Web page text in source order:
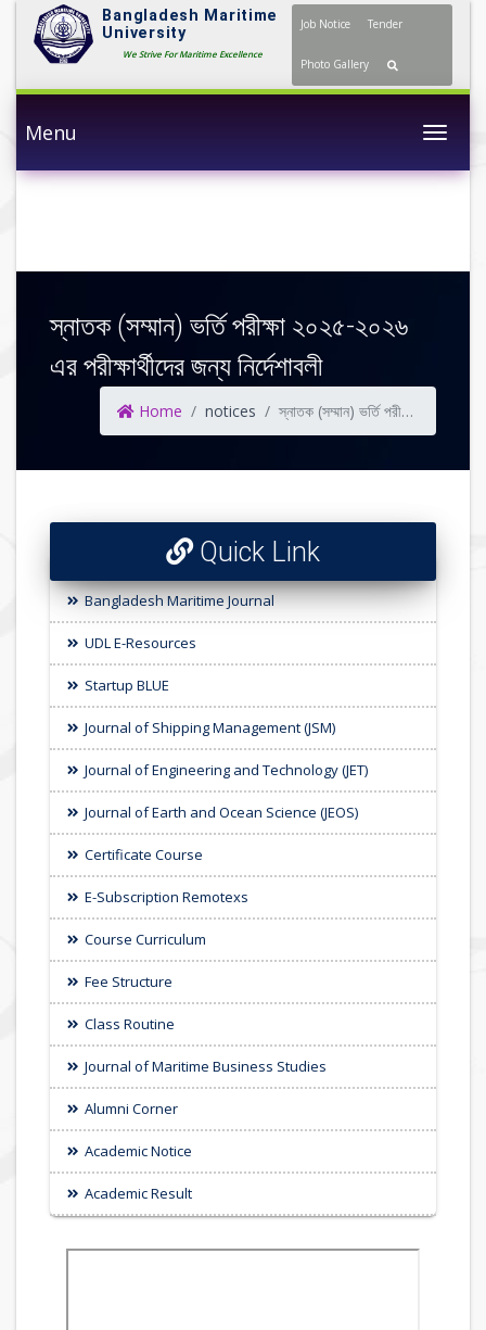
Bangladesh Maritime
University
We Strive For Maritime Excellence
Job Notice Tender
Photo Gallery
Menu
স্নাতক (সম্মান) ভর্তি পরীক্ষা ২০২৫-২০২৬
এর পরীক্ষার্থীদের জন্য নির্দেশাবলী
Home notices স্নাতক (সম্মান) ভর্তি পরীক্ষা ২০২৫-২০২৬ এর পরীক্ষার্থীদের জন্য নির্দেশাবলী
Quick Link
Bangladesh Maritime Journal
UDL E-Resources
Startup BLUE
Journal of Shipping Management (JSM)
Journal of Engineering and Technology (JET)
Journal of Earth and Ocean Science (JEOS)
Certificate Course
E-Subscription Remotexs
Course Curriculum
Fee Structure
Class Routine
Journal of Maritime Business Studies
Alumni Corner
Academic Notice
Academic Result